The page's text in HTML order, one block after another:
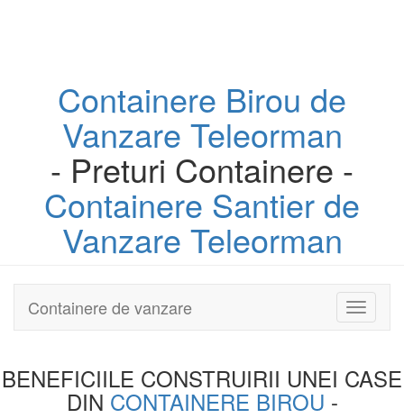
Containere Birou de
Vanzare Teleorman
- Preturi Containere -
Containere Santier de
Vanzare Teleorman
Toggle
Containere de vanzare
BENEFICIILE CONSTRUIRII UNEI CASE
DIN CONTAINERE BIROU -